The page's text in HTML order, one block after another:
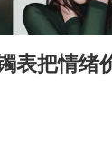
“立秋的第
表把情绪